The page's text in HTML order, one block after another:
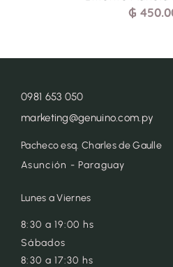
₲
0981 653 050
marketing@genuino.com.py
Pacheco esq. Charles de Gaulle
Asunción - Paraguay
Lunes a Viernes
8:30 a 19:00 hs
Sábados
8:30 a 17:30 hs